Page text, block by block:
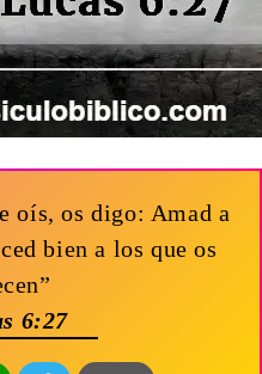
oís, os digo: Amad a
bien a los que os
6:27